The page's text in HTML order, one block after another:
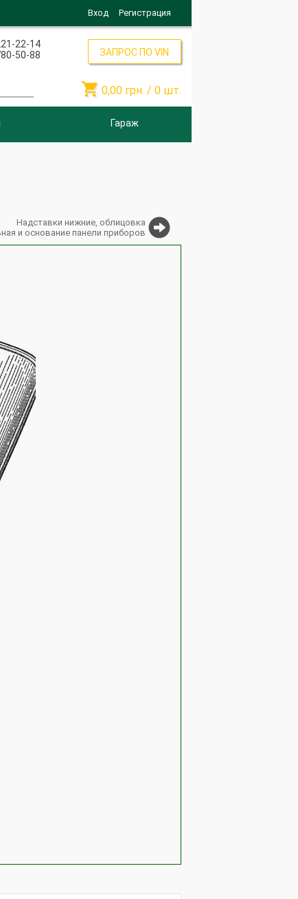
Вход Регистрация
22-14
50-88
ЗАПРОС ПО VIN
 0,00 грн. / 0 шт.
Гараж
Надставки нижние, облицовка
и основание панели приборов